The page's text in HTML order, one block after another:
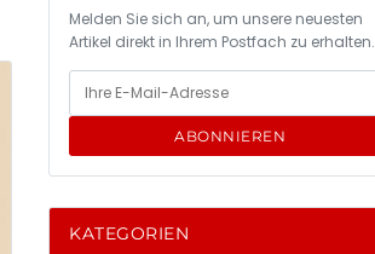
Melden Sie sich an, um unsere neuesten
Artikel direkt in Ihrem Postfach zu erhalten.
ABONNIEREN
KATEGORIEN